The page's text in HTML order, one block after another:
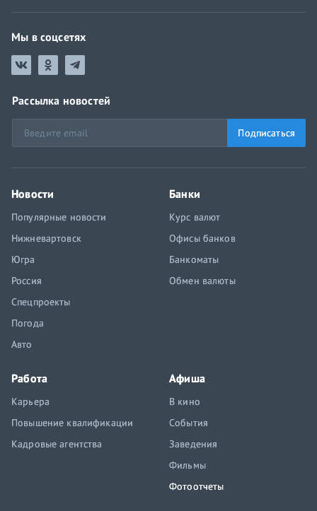
Мы в соцсетях
Рассылка новостей
Подписаться
Новости
Популярные новости
Нижневартовск
Югра
Россия
Спецпроекты
Погода
Авто
Банки
Курс валют
Офисы банков
Банкоматы
Обмен валюты
Работа
Карьера
Повышение квалификации
Кадровые агентства
Афиша
В кино
События
Заведения
Фильмы
Фотоотчеты